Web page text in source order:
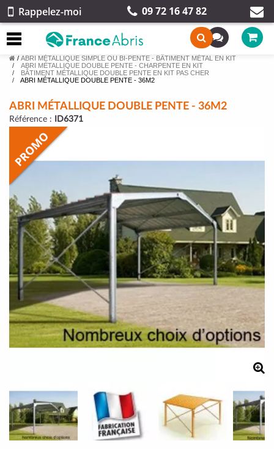
Rappelez-moi 09 72 16 47 82
/ ABRI MÉTALLIQUE SIMPLE OU BI-PENTE - BÂTIMENT MÉTAL EN KIT
ABRI MÉTALLIQUE DOUBLE PENTE - CHARPENTE EN KIT
BÂTIMENT MÉTALLIQUE DOUBLE PENTE EN KIT PAS CHER
ABRI MÉTALLIQUE DOUBLE PENTE - 36M2
ABRI MÉTALLIQUE DOUBLE PENTE - 36M2
Référence : ID6371